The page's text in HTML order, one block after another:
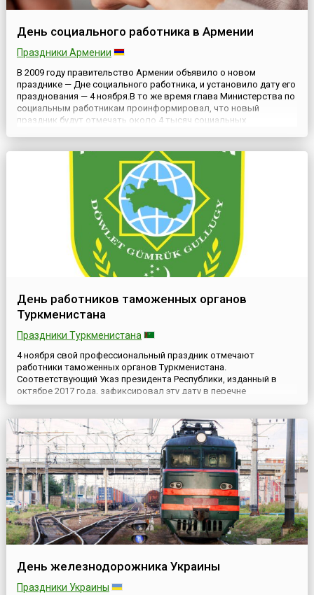
День социального работника в Армении
Праздники Армении
В 2009 году правительство Армении объявило о новом
празднике — Дне социального работника, и установило дату его
празднования — 4 ноября.В то же время глава Министерства по
социальным работникам проинформировал, что новый
праздник будут отмечать около 4 тысяч социальных
День работников таможенных органов
Туркменистана
Праздники Туркменистана
4 ноября свой профессиональный праздник отмечают
работники таможенных органов Туркменистана.
Соответствующий Указ президента Республики, изданный в
октябре 2017 года, зафиксировал эту дату в перечне
профессиональных праздников Туркменистана без
нейтральным, Туркменистан считается одним из наиболее
«закрытых» государств мира. Это не совсем...
День железнодорожника Украины
Праздники Украины